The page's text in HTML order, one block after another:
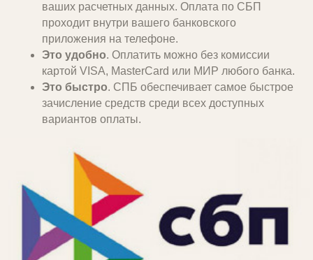
ваших расчетных данных. Оплата по СБП
проходит внутри вашего банковского
приложения на телефоне.
Это удобно. Оплатить можно без комиссии
картой VISA, MasterCard или МИР любого банка.
Это быстро. СПБ обеспечивает самое быстрое
зачисление средств среди всех доступных
вариантов оплаты.